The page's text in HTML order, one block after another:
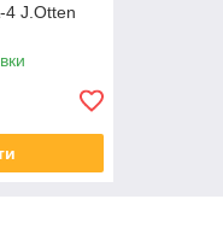
4 J.Otten